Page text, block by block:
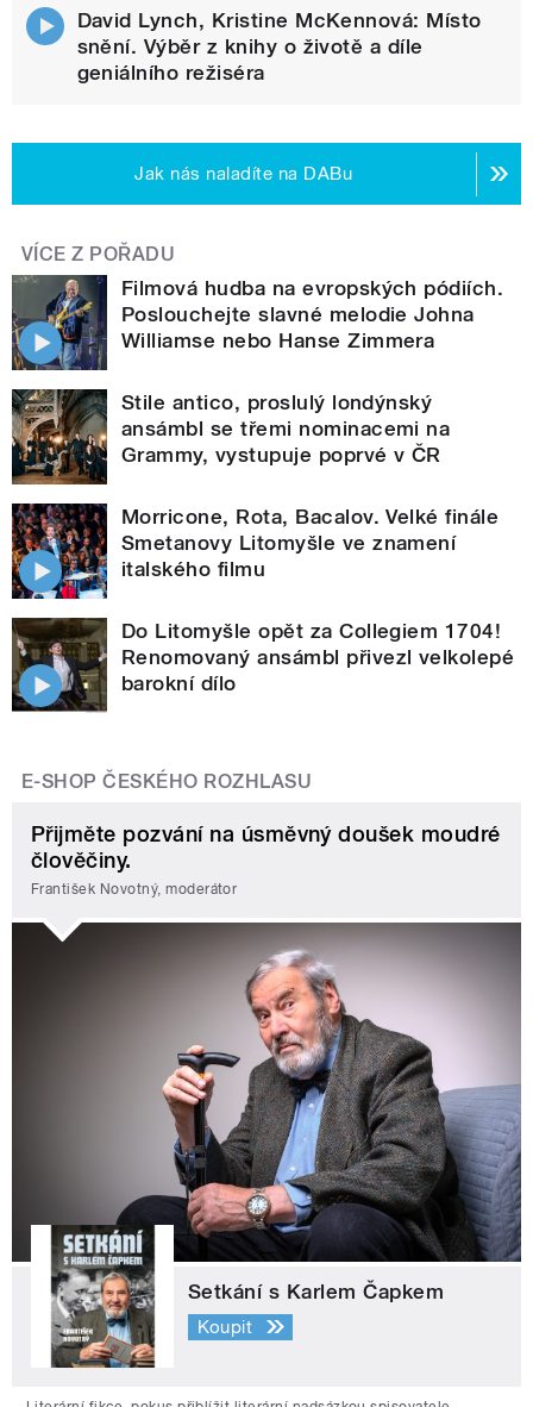
David Lynch, Kristine McKennová: Místo
snění. Výběr z knihy o životě a díle
geniálního režiséra
Jak nás naladíte na DABu
VÍCE Z POŘADU
Filmová hudba na evropských pódiích.
Poslouchejte slavné melodie Johna
Williamse nebo Hanse Zimmera
Stile antico, proslulý londýnský
ansámbl se třemi nominacemi na
Grammy, vystupuje poprvé v ČR
Morricone, Rota, Bacalov. Velké finále
Smetanovy Litomyšle ve znamení
italského filmu
Do Litomyšle opět za Collegiem 1704!
Renomovaný ansámbl přivezl velkolepé
barokní dílo
E-SHOP ČESKÉHO ROZHLASU
Přijměte pozvání na úsměvný doušek moudré
člověčiny.
František Novotný, moderátor
Setkání s Karlem Čapkem
Koupit